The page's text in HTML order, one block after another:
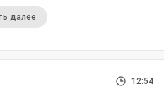
далее
12:54